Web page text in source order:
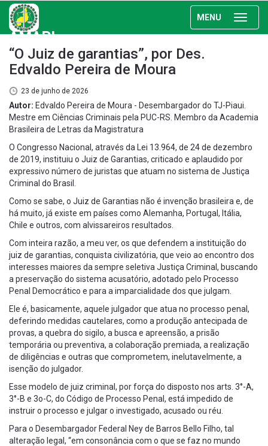
MENU
AMAPI
“O Juiz de garantias”, por Des.
Edvaldo Pereira de Moura
23 de junho de 2026
Autor: Edvaldo Pereira de Moura - Desembargador do TJ-Piaui.
Mestre em Ciências Criminais pela PUC-RS. Membro da Academia
Brasileira de Letras da Magistratura
O Congresso Nacional, através da Lei 13.964, de 24 de dezembro
de 2019, instituiu o Juiz de Garantias, criticado e aplaudido por
expressivo número de juristas que atuam no sistema de Justiça
Criminal do Brasil.
Como se sabe, o Juiz de Garantias não é invenção brasileira e, de
há muito, já existe em países como Alemanha, Portugal, Itália,
Chile e outros, com alvissareiros resultados.
Com inteira razão, a meu ver, os que defendem a instituição do
juiz de garantias, conquista civilizatória, que veio ao encontro dos
interesses maiores da sempre seletiva Justiça Criminal, buscando
a preservação do sistema acusatório, adotado pelo Processo
Penal Democrático e para a imparcialidade dos que julgam.
Ele é, basicamente, aquele julgador que atua no processo penal,
deferindo medidas cautelares, como a produção antecipada de
provas, a quebra do sigilo, a busca e apreensão, a prisão
temporária ou preventiva, a colaboração premiada, a realização
de diligências e outras que comprometem, inelutavelmente, a
isenção do julgador.
Esse modelo de juiz criminal, por força do disposto nos arts. 3°-A,
3°-B e 3o-C, do Código de Processo Penal, está impedido de
instruir o processo e julgar o investigado, acusado ou réu.
Para o Desembargador Federal Ney de Barros Bello Filho, tal
alteração legal, “em consonância com o que se faz no mundo